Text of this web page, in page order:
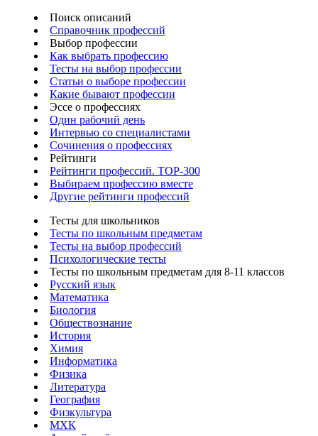
Поиск описаний
Справочник профессий
Выбор профессии
Как выбрать профессию
Тесты на выбор профессии
Статьи о выборе профессии
Какие бывают профессии
Эссе о профессиях
Один рабочий день
Интервью со специалистами
Сочинения о профессиях
Рейтинги
Рейтинги профессий. TOP-300
Выбираем профессию вместе
Другие рейтинги профессий
Тесты для школьников
Тесты по школьным предметам
Тесты на выбор профессий
Психологические тесты
Тесты по школьным предметам для 8-11 классов
Русский язык
Математика
Биология
Обществознание
История
Химия
Информатика
Физика
Литература
География
Физкультура
МХК